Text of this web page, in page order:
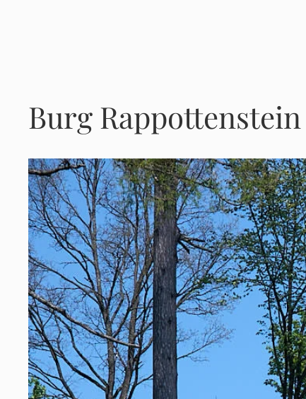
Burg Rappottenstein